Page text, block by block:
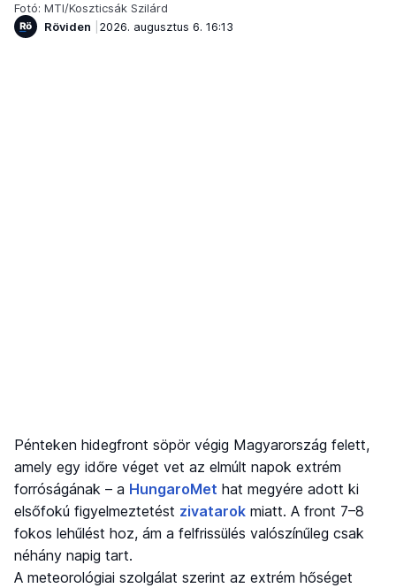
Fotó: MTI/Koszticsák Szilárd
Röviden
2026. augusztus 6. 16:13
Pénteken hidegfront söpör végig Magyarország felett,
amely egy időre véget vet az elmúlt napok extrém
forróságának – a HungaroMet hat megyére adott ki
elsőfokú figyelmeztetést zivatarok miatt. A front 7–8
fokos lehűlést hoz, ám a felfrissülés valószínűleg csak
néhány napig tart.
A meteorológiai szolgálat szerint az extrém hőséget